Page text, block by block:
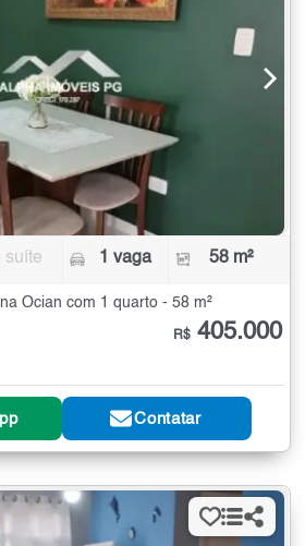
suíte 1 vaga 58 m²
Ocian com 1 quarto - 58 m²
R$ 405.000
Contatar